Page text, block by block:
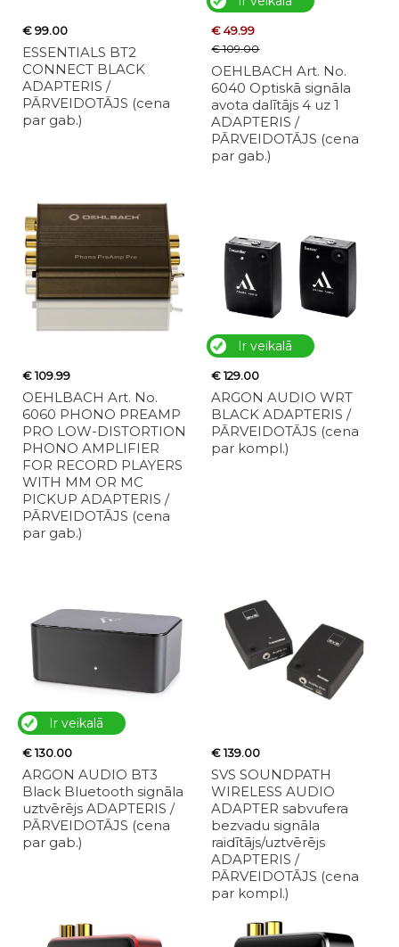
€ 99.00
ESSENTIALS BT2
CONNECT BLACK
ADAPTERIS /
PĀRVEIDOTĀJS (cena
par gab.)
€ 49.99
€ 109.00
OEHLBACH Art. No.
6040 Optiskā signāla
avota dalītājs 4 uz 1
ADAPTERIS /
PĀRVEIDOTĀJS (cena
par gab.)
€ 109.99
OEHLBACH Art. No.
6060 PHONO PREAMP
PRO LOW-DISTORTION
PHONO AMPLIFIER
FOR RECORD PLAYERS
WITH MM OR MC
PICKUP ADAPTERIS /
PĀRVEIDOTĀJS (cena
par gab.)
Ir veikalā
€ 129.00
ARGON AUDIO WRT
BLACK ADAPTERIS /
PĀRVEIDOTĀJS (cena
par kompl.)
Ir veikalā
€ 130.00
ARGON AUDIO BT3
Black Bluetooth signāla
uztvērējs ADAPTERIS /
PĀRVEIDOTĀJS (cena
par gab.)
€ 139.00
SVS SOUNDPATH
WIRELESS AUDIO
ADAPTER sabvufera
bezvadu signāla
raidītājs/uztvērējs
ADAPTERIS /
PĀRVEIDOTĀJS (cena
par kompl.)